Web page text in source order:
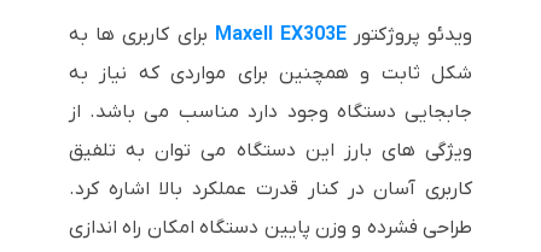
ویدئو پروژکتورMaxell EX303E برای کاربری ها به
شکل ثابت و همچنین برای مواردی که نیاز به
جابجایی دستگاه وجود دارد مناسب می باشد. از
ویژگی های بارز این دستگاه می توان به تلفیق
کاربری آسان در کنار قدرت عملکرد بالا اشاره کرد.
طراحی فشرده و وزن پایین دستگاه امکان راه اندازی